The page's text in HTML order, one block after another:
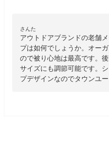
さんた
アウトドアブランドの老舗
プは如何でしょうか。オー
ので被り心地は最高です。
サイズにも調節可能です。
プデザインなのでタウンユ